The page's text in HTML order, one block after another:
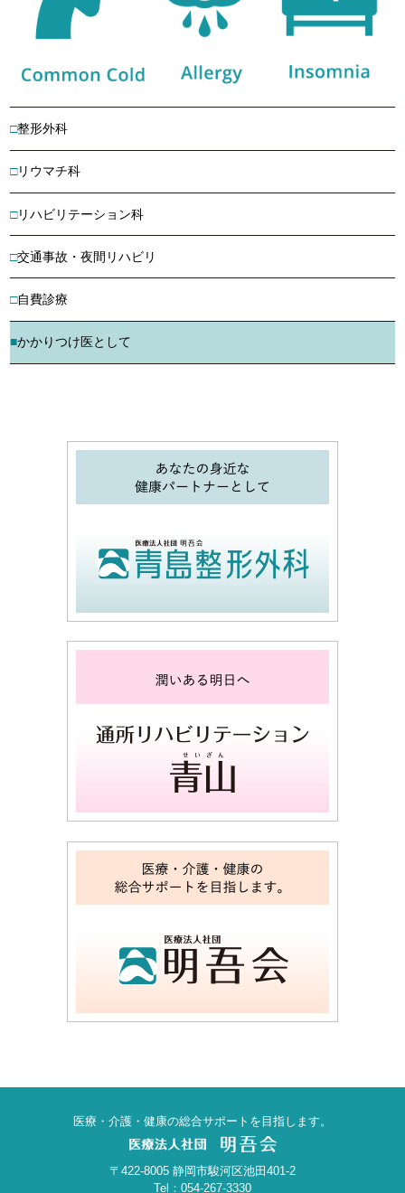
整形外科
リウマチ科
リハビリテーション科
交通事故・夜間リハビリ
自費診療
かかりつけ医として
医療・介護・健康の総合サポートを目指します。
〒422-8005 静岡市駿河区池田401-2
Tel：054-267-3330